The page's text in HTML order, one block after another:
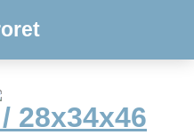
28x34x46